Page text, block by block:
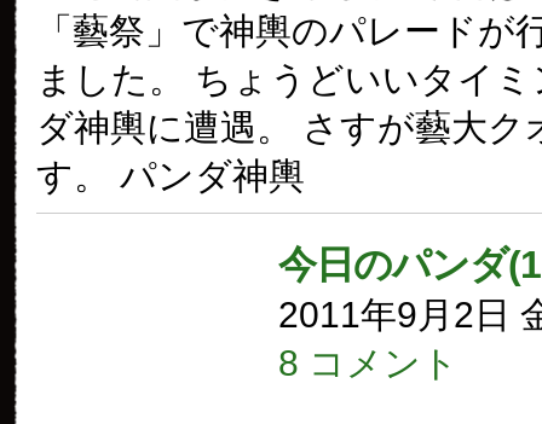
「藝祭」で神輿のパレードが
ました。 ちょうどいいタイ
ダ神輿に遭遇。 さすが藝大ク
す。 パンダ神輿
今日のパンダ
2011年9月2日
8 コメント